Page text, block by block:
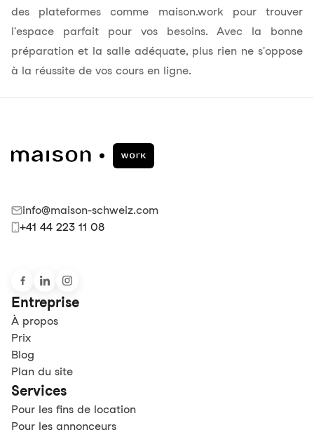
des plateformes comme maison.work pour trouver
l'espace parfait pour vos besoins. Avec la bonne
préparation et la salle adéquate, plus rien ne s'oppose
à la réussite de vos cours en ligne.
info@maison-schweiz.com
+41 44 223 11 08
Entreprise
À propos
Prix
Blog
Plan du site
Services
Pour les fins de location
Pour les annonceurs